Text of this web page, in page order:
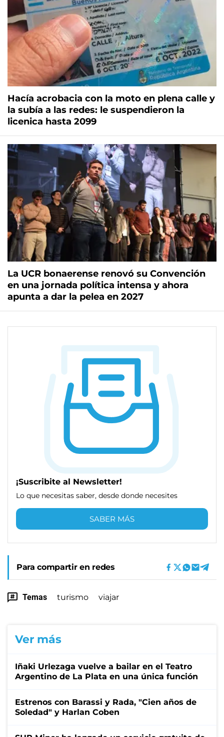
Hacía acrobacia con la moto en plena calle y
la subía a las redes: le suspendieron la
licenica hasta 2099
La UCR bonaerense renovó su Convención
en una jornada política intensa y ahora
apunta a dar la pelea en 2027
¡Suscribite al Newsletter!
Lo que necesitas saber, desde donde necesites
SABER MÁS
Para compartir en redes
Temas turismo viajar
Ver más
Iñaki Urlezaga vuelve a bailar en el Teatro
Argentino de La Plata en una única función
Estrenos con Barassi y Rada, "Cien años de
Soledad" y Harlan Coben